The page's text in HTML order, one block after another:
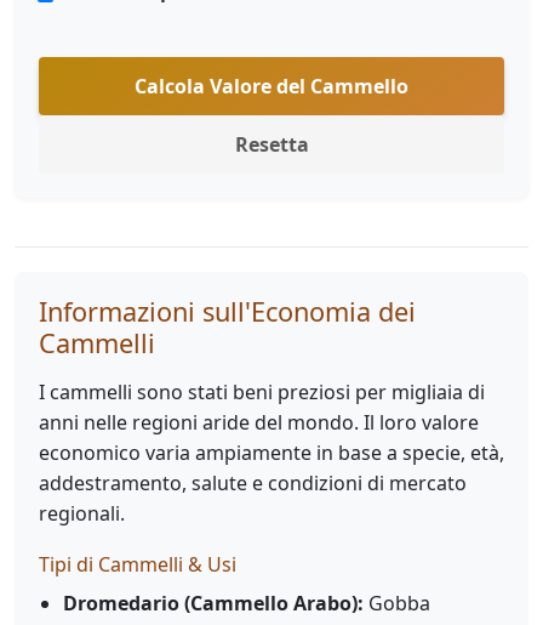
Calcola Valore del Cammello
Resetta
Informazioni sull'Economia dei
Cammelli
I cammelli sono stati beni preziosi per migliaia di
anni nelle regioni aride del mondo. Il loro valore
economico varia ampiamente in base a specie, età,
addestramento, salute e condizioni di mercato
regionali.
Tipi di Cammelli & Usi
Dromedario (Cammello Arabo): Gobba